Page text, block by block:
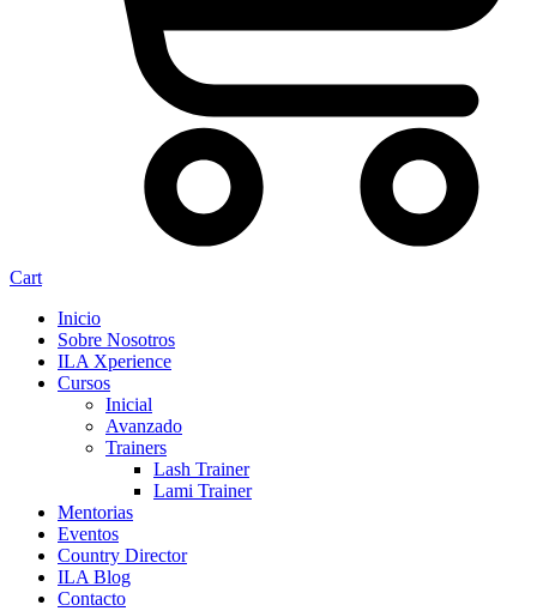
Cart
Inicio
Sobre Nosotros
ILA Xperience
Cursos
Inicial
Avanzado
Trainers
Lash Trainer
Lami Trainer
Mentorias
Eventos
Country Director
ILA Blog
Contacto